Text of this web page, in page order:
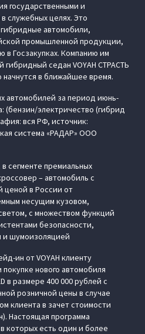
государственными и
служебных целях. Это
автомобили,
промышленной продукции,
Госзакупках. Компанию им
гибридный седан VOYAH СТРАСТЬ
начнутся в ближайшее время.
автомобилей за период июнь-
(бензин/электричество (гибрид
вся РФ, источник:
система «РАДАР» ООО
сегменте премиальных
– автомобиль c
ценой в России от
несущим кузовом,
с множеством функций
безопасности,
и шумоизоляцией
ин от VOYAH клиенту
нового автомобиля
в размере 400 000 рублей с
розничной цены в случае
клиента в зачет стоимости
Настоящая программа
которых есть один и более